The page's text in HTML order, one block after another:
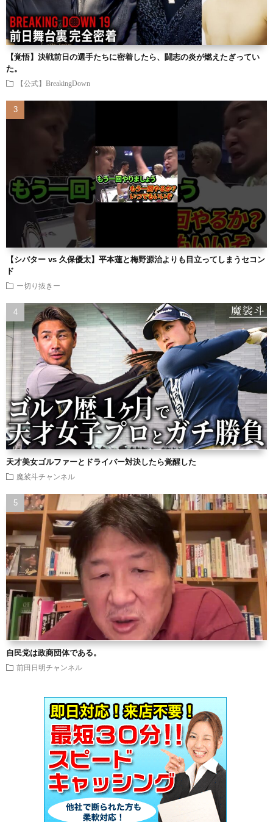
【覚悟】決戦前日の選手たちに密着したら、闘志の炎が燃えたぎってい
た。
【公式】BreakingDown
【シバター vs 久保優太】平本蓮と梅野源治よりも目立ってしまうセコン
ド
ー切り抜きー
天才美女ゴルファーとドライバー対決したら覚醒した
魔裟斗チャンネル
自民党は政商団体である。
前田日明チャンネル